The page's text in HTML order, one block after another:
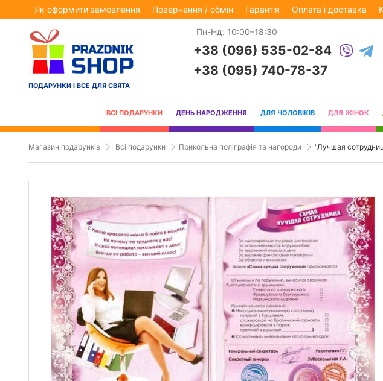
Як оформити замовлення Повернення / обмін Гарантія Оплата і доставка
ПОДАРУНКИ І ВСЕ ДЛЯ СВЯТА
Пн-Нд: 10:00–18:30
+38 (096) 535-02-84
+38 (095) 740-78-37
ВСІ ПОДАРУНКИ ДЕНЬ НАРОДЖЕННЯ ДЛЯ ЧОЛОВІКІВ ДЛЯ ЖІНОК
Магазин подарунків Всі подарунки Прикольна поліграфія та нагороди "Лучшая